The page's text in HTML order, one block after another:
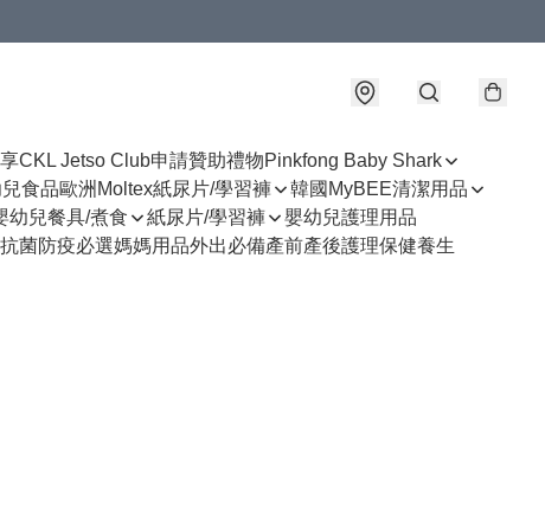
CKL Jetso Club申請贊助禮物Pinkfong Baby Shark
食品歐洲Moltex紙尿片/學習褲
韓國MyBEE清潔用品
幼兒餐具/煮食 紙尿片/學習褲
嬰幼兒護理用品
抗菌防疫必選媽媽用品外出必備產前產後護理保健養生